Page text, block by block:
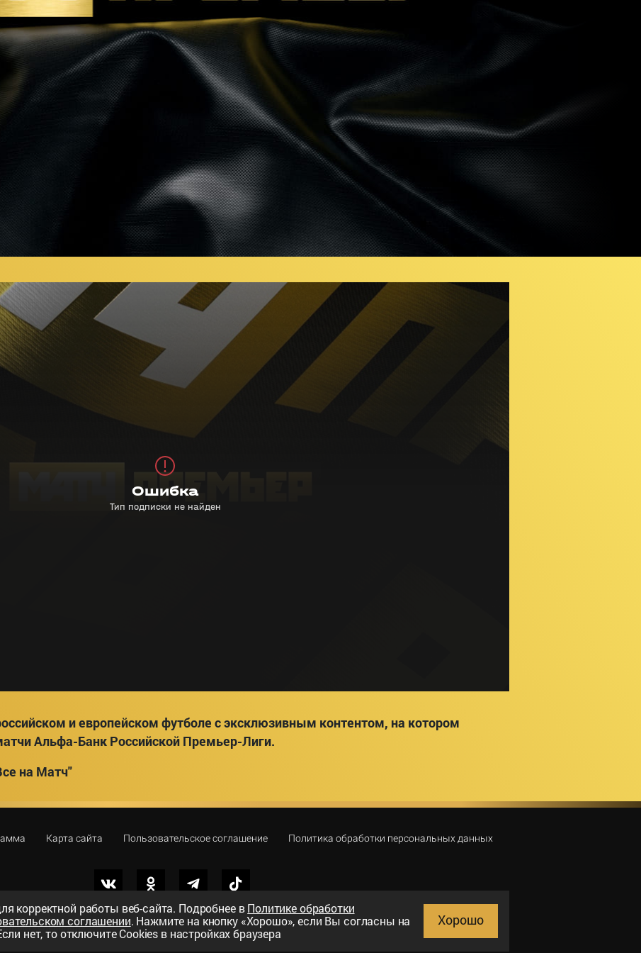
и европейском футболе с эксклюзивным контентом, на котором
Альфа-Банк Российской Премьер-Лиги.
на Матч"
Карта сайта Пользовательское соглашение Политика обработки персональных данных
телеканал» Поиск
корректной работы веб-сайта. Подробнее вПолитике обработки
соглашении. Нажмите на кнопку «Хорошо», если Вы согласны на
нет, то отключите Cookies в настройках браузера
Хорошо